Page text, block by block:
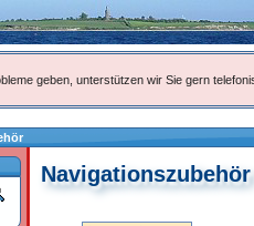
geben, unterstützen wir Sie gern
Navigationszubehör